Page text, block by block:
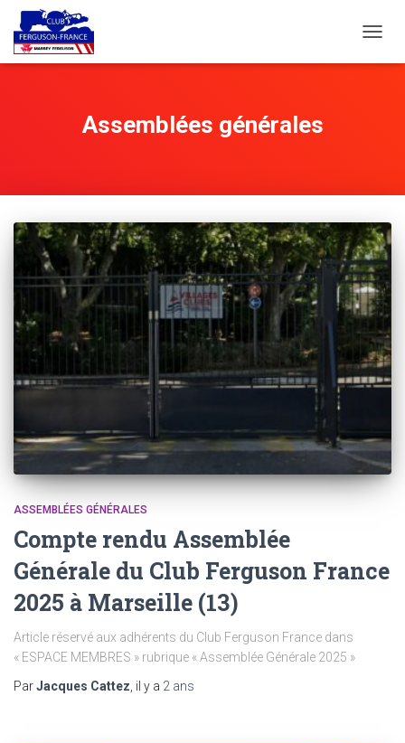
LA
Assemblées générales
ASSEMBLÉES GÉNÉRALES
Compte rendu Assemblée
Générale du Club Ferguson France
2025 à Marseille (13)
Article réservé aux adhérents du Club Ferguson France dans
« ESPACE MEMBRES » rubrique « Assemblée Générale 2025 »
ParJacques Cattez , il y a 2 ans